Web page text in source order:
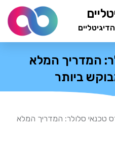
המדריך המלא
ביותר
טכנאי סלולר: המדריך המלא